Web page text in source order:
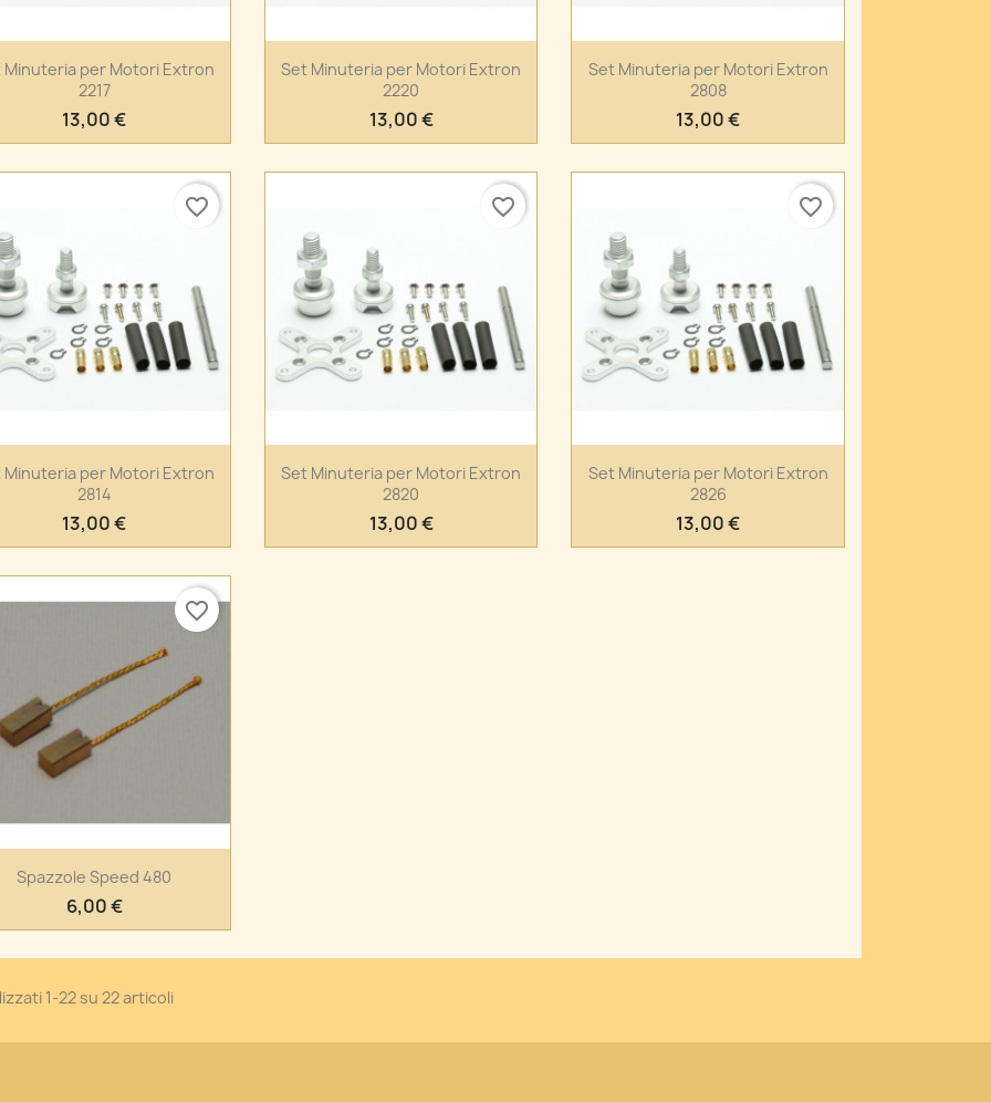
Anteprima
Minuteria per Motori Extron
2217
13,00 €
Anteprima
Set Minuteria per Motori Extron
2220
13,00 €
Anteprima
Set Minuteria per Motori Extron
2808
13,00 €
Anteprima
Minuteria per Motori Extron
2814
13,00 €
favorite_border
Anteprima
Set Minuteria per Motori Extron
2820
13,00 €
favorite_border
Anteprima
Set Minuteria per Motori Extron
2826
13,00 €
favorite_border
Anteprima
Spazzole Speed 480
6,00 €
favorite_border
1-22 su 22 articoli